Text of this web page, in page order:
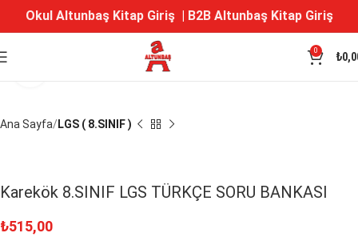
Okul Altunbaş Kitap Giriş| B2B Altunbaş Kitap Giriş
0 ₺
Büyütmek için tıklayın
Ana Sayfa LGS ( 8.SINIF )
Karekök 8.SINIF LGS TÜRKÇE SORU BANKASI
₺515,00